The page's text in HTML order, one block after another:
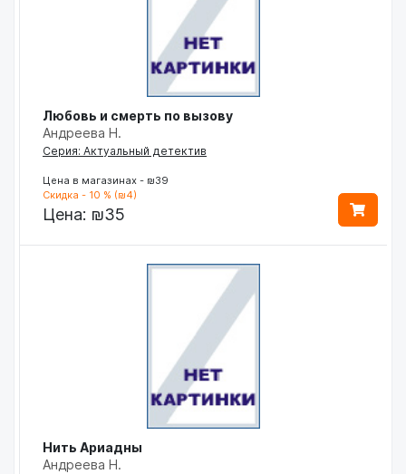
Любовь и смерть по вызову
Андреева Н.
Серия: Актуальный детектив
Цена в магазинах - ₪39
Скидка - 10 % (₪4)
Цена: ₪35
Нить Ариадны
Андреева Н.